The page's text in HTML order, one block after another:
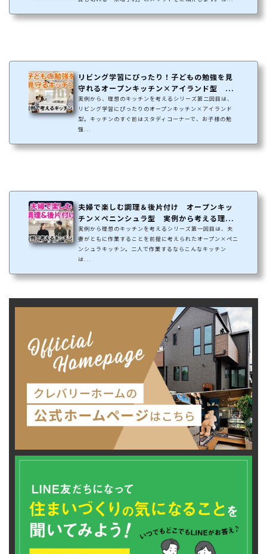
リビング学習にぴったり！子どもの勉強を見
守れるオープンキッチン×アイランド型 ...
実例から、理想のキッチンを考えるシリーズ第二回目は、
リビング学習にぴったりのオープンキッチン×アイランド
型。キッチンのすぐ前はスタディコーナーで、お子様の勉
強...
夫婦で楽しむ調理＆後片付け オープンキッ
チン×ペニンシュラ型 実例から考える理...
実例から理想のキッチンを考えるシリーズ第一回目は、夫
妻がともに作業することを前提に考えられたオープン×ペニ
ンシュラキッチン。二人で作業するならこんなキッチン
は...